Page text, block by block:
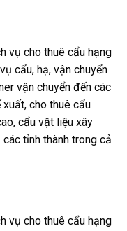
vụ cho thuê cẩu hạng
cẩu, hạ, vận chuyển
vận chuyển đến các
xuất, cho thuê cẩu
cẩu vật liệu xây
tỉnh thành trong cả
vụ cho thuê cẩu hạng